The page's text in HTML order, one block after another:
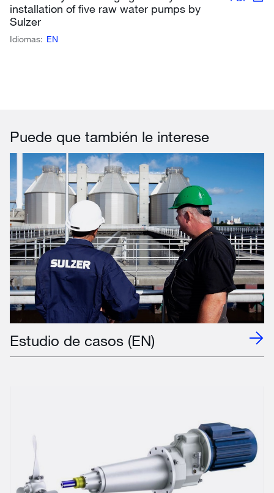
installation of five raw water pumps by
Sulzer
Idiomas: EN
Puede que también le interese
Estudio de casos (EN)